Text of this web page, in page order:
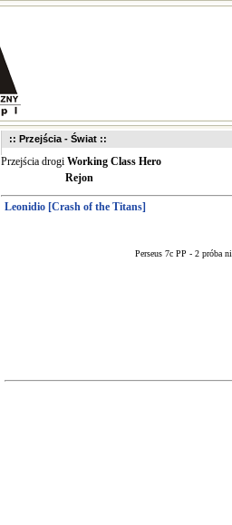
:: Przejścia - Świat ::
Przejścia drogi Working Class Hero
Rejon
Leonidio [Crash of the Titans]
Perseus 7c PP - 2 próba